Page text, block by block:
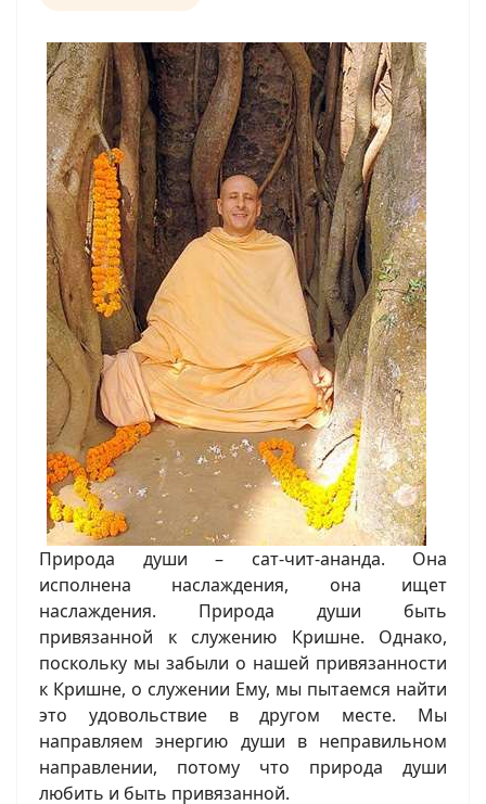
Природа души – сат-чит-ананда. Она
исполнена наслаждения, она ищет
наслаждения. Природа души быть
привязанной к служению Кришне. Однако,
поскольку мы забыли о нашей привязанности
к Кришне, о служении Ему, мы пытаемся найти
это удовольствие в другом месте. Мы
направляем энергию души в неправильном
направлении, потому что природа души
любить и быть привязанной.